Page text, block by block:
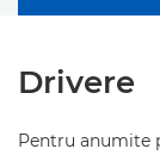
Drivere
Pentru anumite